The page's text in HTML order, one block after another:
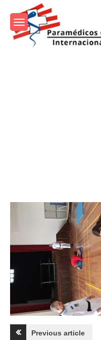
content
Navegação
Previous article